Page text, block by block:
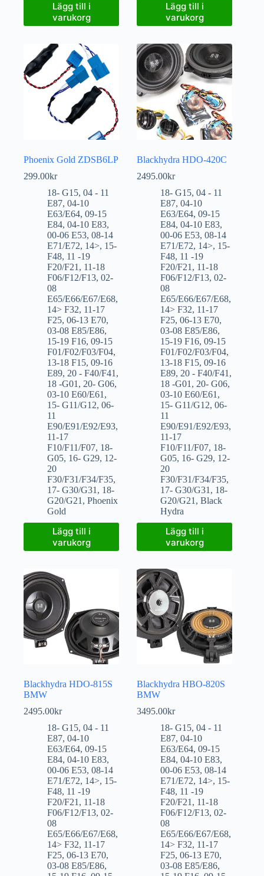
Lägg till i
varukorg
Lägg till i
varukorg
Phoenix Gold ZDSB6LP
299.00kr
18- G15, 04 - 11
E87, 04-10
E63/E64, 09-15
E84, 04-10 E83,
00-06 E53, 08-14
E71/E72, 14>, 15-
F48, 11 -19
F20/F21 , 11-18
F06/F12/F13, 02-
08
E65/E66/E67/E68,
14> F32, 11-17
F25, 06-13 E70,
03-08 E85/E86,
15-19 F16, 09-15
F01/F02/F03/F04,
13-18 F15, 09-16
E89, 20 - F40/F41 ,
18 -G01 , 20- G06,
03-10 E60/E61 ,
15- G11/G12, 06-
11
E90/E91/E92/E93,
11-17
F10/F11/F07, 18-
G05, 16- G29, 12-
20
F30/F31/F34/F35,
17- G30/G31 , 18-
G20/G21 , Phoenix
Gold
Lägg till i
varukorg
Blackhydra HDO-420C
2495.00kr
18- G15,04 - 11
E87,04-10
E63/E64,09-15
E84,04-10 E83,
00-06 E53,08-14
E71/E72, 14>, 15-
F48, 11 -19
F20/F21 , 11-18
F06/F12/F13,02-
08
E65/E66/E67/E68,
14> F32, 11-17
F25,06-13 E70,
03-08 E85/E86,
15-19 F16,09-15
F01/F02/F03/F04,
13-18 F15,09-16
E89, 20 - F40/F41 ,
18 -G01 , 20- G06,
03-10 E60/E61 ,
15- G11/G12,06-
11
E90/E91/E92/E93,
11-17
F10/F11/F07, 18-
G05, 16- G29, 12-
20
F30/F31/F34/F35,
17- G30/G31 , 18-
G20/G21 ,Black
Hydra
Lägg till i
varukorg
Blackhydra HDO-815S
BMW
2495.00kr
18- G15, 04 - 11
E87, 04-10
E63/E64, 09-15
E84, 04-10 E83,
00-06 E53, 08-14
E71/E72, 14>, 15-
F48, 11 -19
F20/F21 , 11-18
F06/F12/F13, 02-
08
E65/E66/E67/E68,
14> F32, 11-17
F25, 06-13 E70,
03-08 E85/E86,
Blackhydra HBO-820S
BMW
3495.00kr
18- G15,04 - 11
E87,04-10
E63/E64,09-15
E84,04-10 E83,
00-06 E53,08-14
E71/E72, 14>, 15-
F48, 11 -19
F20/F21 , 11-18
F06/F12/F13,02-
08
E65/E66/E67/E68,
14> F32, 11-17
F25,06-13 E70,
03-08 E85/E86,